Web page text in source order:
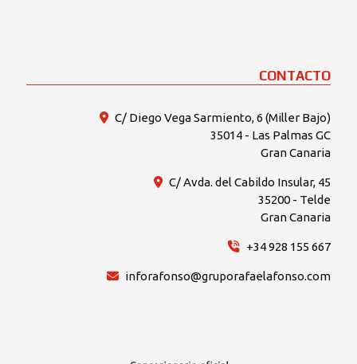
CONTACTO
C/ Diego Vega Sarmiento, 6 (Miller Bajo)
35014 - Las Palmas GC
Gran Canaria
C/ Avda. del Cabildo Insular, 45
35200 - Telde
Gran Canaria
+34 928 155 667
inforafonso@gruporafaelafonso.com